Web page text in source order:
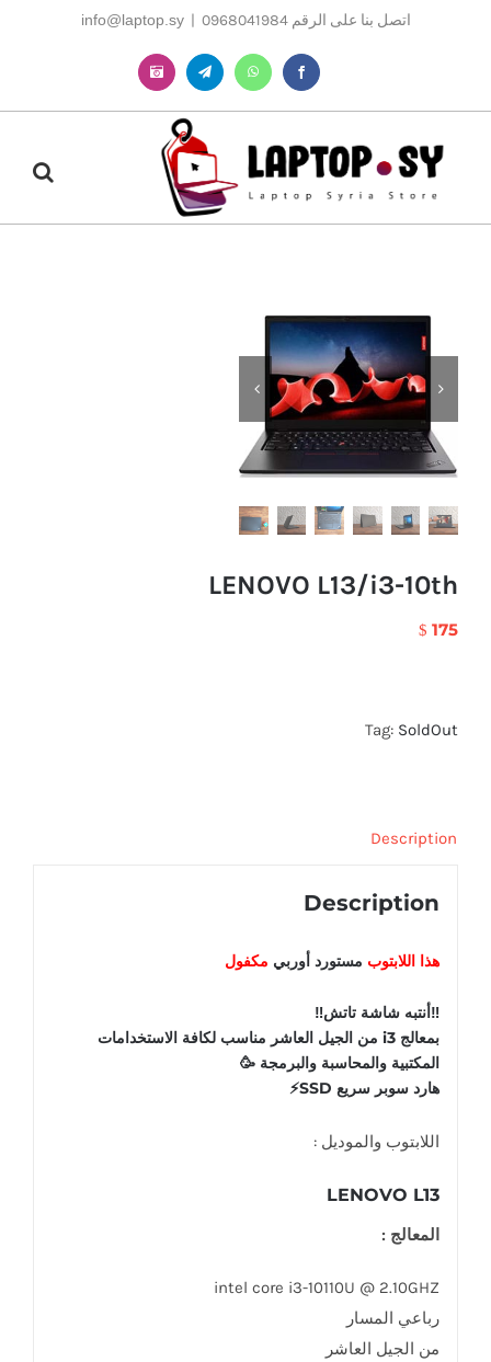
اتصل بنا على الرقم 0968041984 |
info@laptop.sy
Facebook
WhatsApp
Telegram
Instagram
LENOVO L13/i3-10th
$ 175
Tag: SoldOut
Description
Description
هذا اللابتوب مستورد أوربي مكفول
‼️أنتبه شاشة تاتش‼️
بمعالج i3 من الجيل العاشر مناسب لكافة الاستخدامات
المكتبية والمحاسبة والبرمجة 🥳
هارد سوبر سريع SSD⚡️
اللابتوب والموديل :
LENOVO L13
المعالج :
intel core i3-10110U @ 2.10GHZ
رباعي المسار
من الجيل العاشر